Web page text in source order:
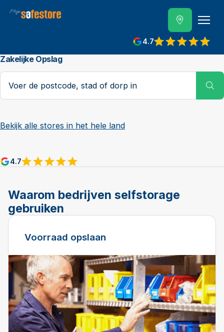
4.7
Zakelijke Opslag
Postcode, stad of dorp
Bekijk alle stores in het hele land
4.7
Waarom bedrijven selfstorage
gebruiken
Voorraad opslaan